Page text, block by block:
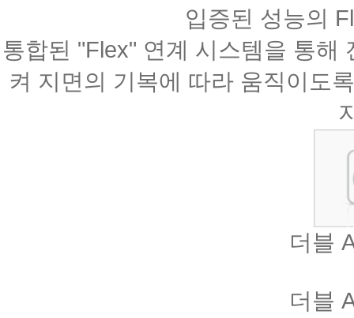
입증된 성능의
통합된 "Flex" 연계 시스템을 통해
켜 지면의 기복에 따라 움직이도
더블
더블